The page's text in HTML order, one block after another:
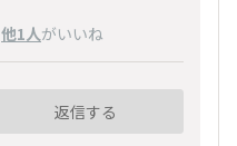
他1人がいいね
返信する